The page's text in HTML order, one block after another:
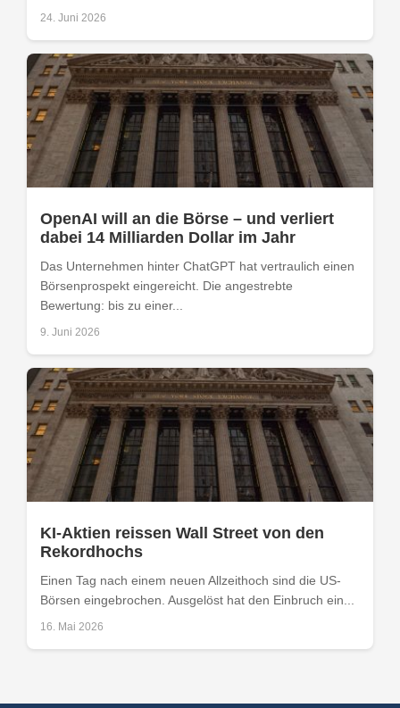
24. Juni 2026
OpenAI will an die Börse – und verliert
dabei 14 Milliarden Dollar im Jahr
Das Unternehmen hinter ChatGPT hat vertraulich einen
Börsenprospekt eingereicht. Die angestrebte
Bewertung: bis zu einer...
9. Juni 2026
KI-Aktien reissen Wall Street von den
Rekordhochs
Einen Tag nach einem neuen Allzeithoch sind die US-
Börsen eingebrochen. Ausgelöst hat den Einbruch ein...
16. Mai 2026